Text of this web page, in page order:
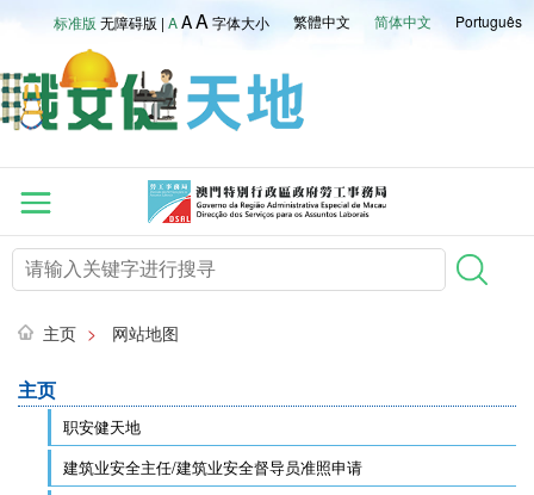
Português
简体中文
繁體中文
标准版 无障碍版 | AAA字体大小
主页 > 网站地图
主页
职安健天地
建筑业安全主任/建筑业安全督导员准照申请